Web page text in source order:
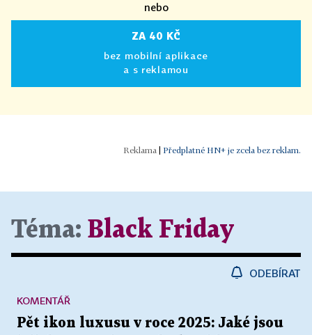
nebo
ZA 40 KČ
bez mobilní aplikace
a s reklamou
Předplatné HN+ je zcela bez reklam.
Téma: Black Friday
ODEBÍRAT
Pět ikon luxusu v roce 2025: Jaké jsou
KOMENTÁŘ